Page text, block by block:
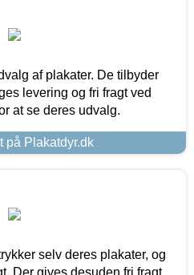
af plakater. De tilbyder
levering og fri fragt ved
at se deres udvalg.
på Plakatdyr.dk
selv deres plakater, og
Der gives desuden fri fragt